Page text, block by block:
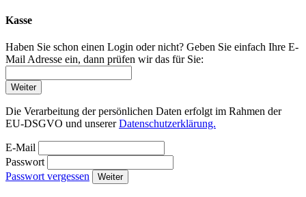
Kasse
Haben Sie schon einen Login oder nicht? Geben Sie einfach Ihre E-
Mail Adresse ein, dann prüfen wir das für Sie:
Weiter
Die Verarbeitung der persönlichen Daten erfolgt im Rahmen der
EU-DSGVO und unsererDatenschutzerklärung.
E-Mail
Passwort
Passwort vergessen
Weiter